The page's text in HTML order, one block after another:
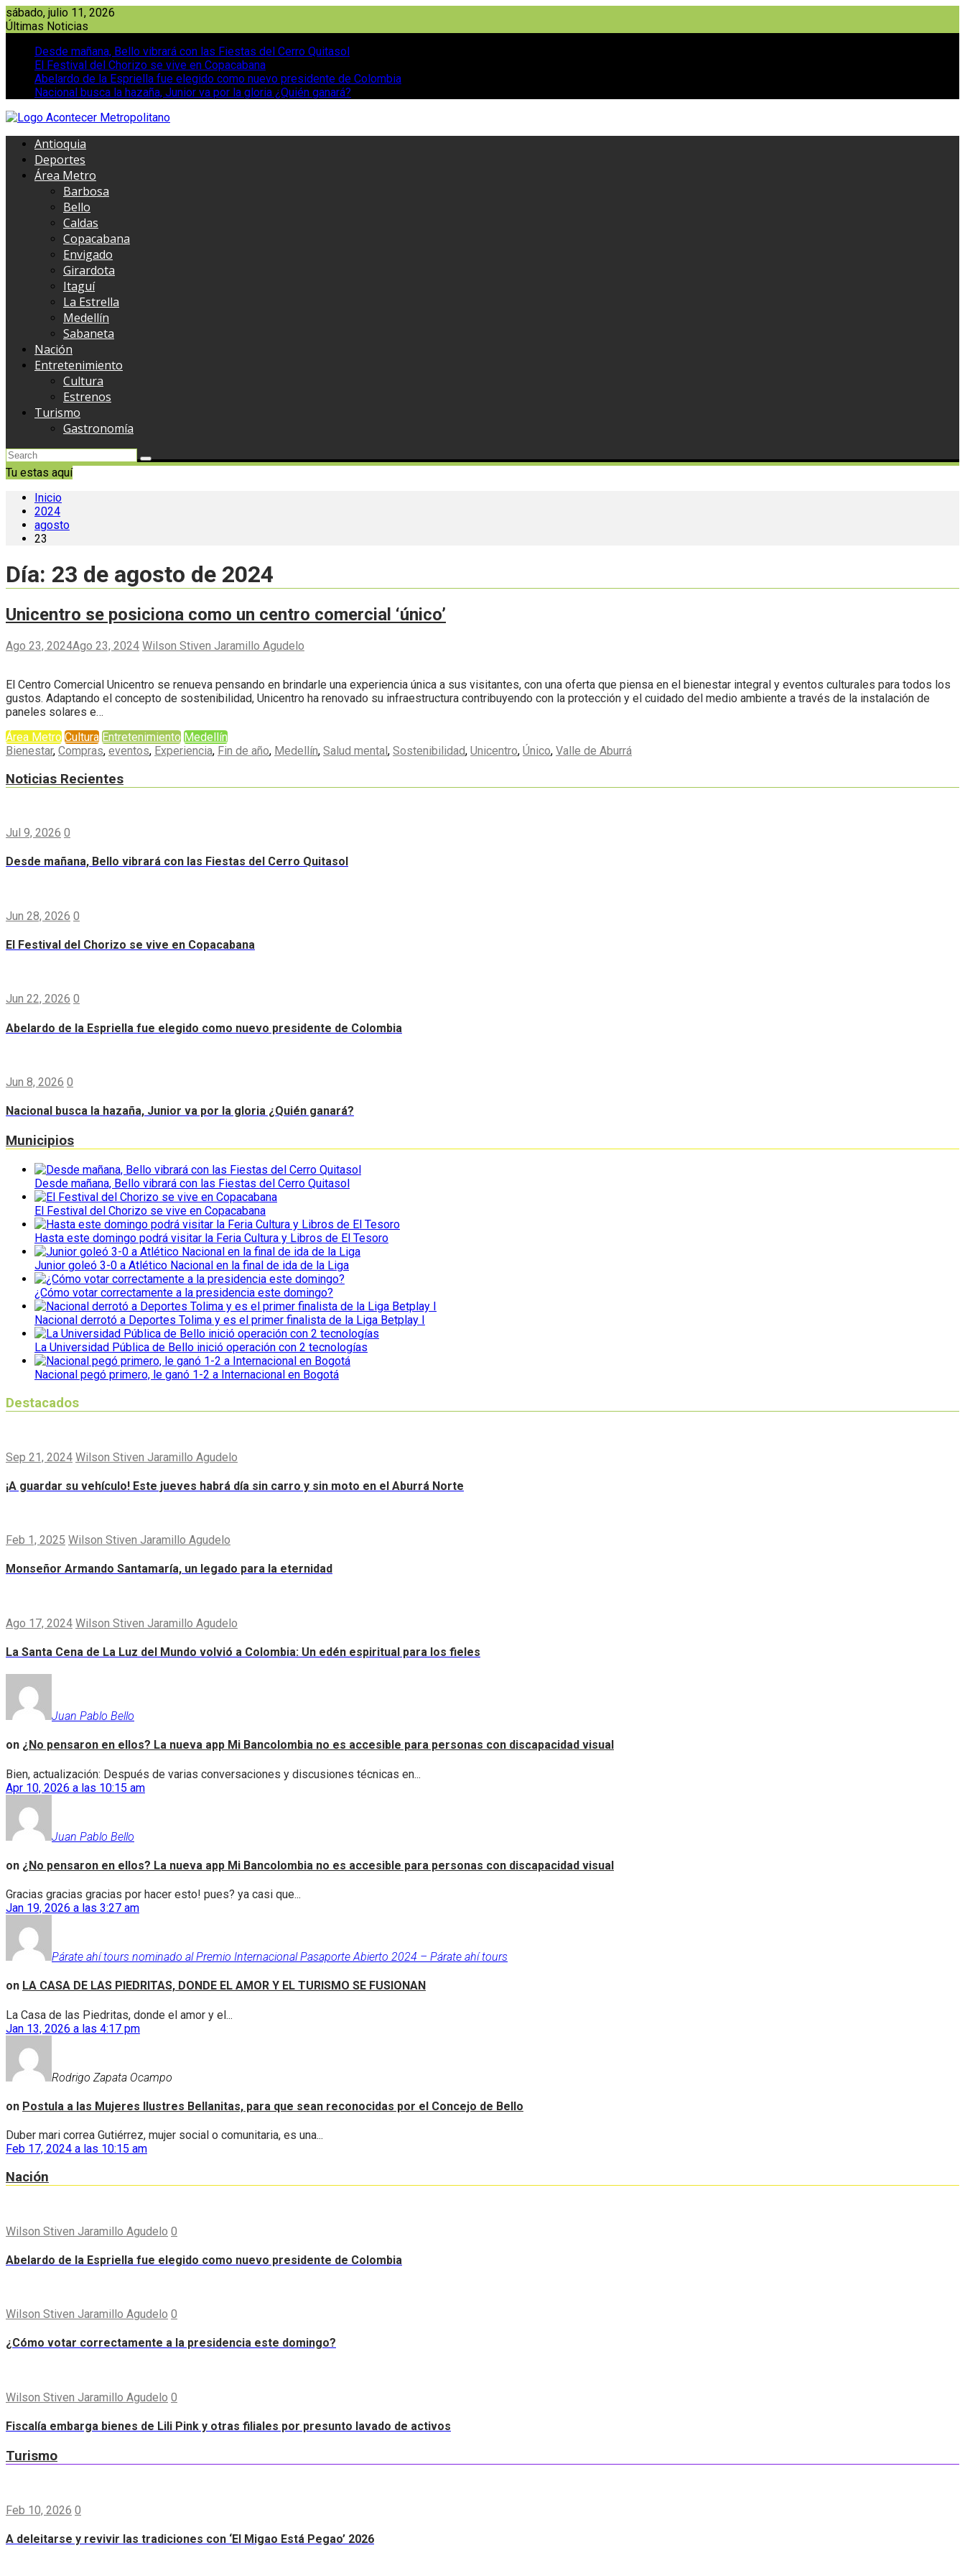
Saltar
al
sábado, julio 11, 2026
Últimas Noticias
Desde mañana, Bello vibrará con las Fiestas del Cerro Quitasol
El Festival del Chorizo se vive en Copacabana
Abelardo de la Espriella fue elegido como nuevo presidente de Colombia
Nacional busca la hazaña, Junior va por la gloria ¿Quién ganará?
Antioquia
Deportes
Área Metro
Barbosa
Bello
Caldas
Copacabana
Envigado
Girardota
Itaguí
La Estrella
Medellín
Sabaneta
Nación
Entretenimiento
Cultura
Estrenos
Turismo
Gastronomía
Tu estas aquí
Inicio
2024
agosto
23
Día: 23 de agosto de 2024
Unicentro se posiciona como un centro comercial ‘único’
Ago 23, 2024Ago 23, 2024 Wilson Stiven Jaramillo Agudelo
El Centro Comercial Unicentro se renueva pensando en brindarle una experiencia única a sus visitantes, con una oferta que piensa en el bienestar integral y eventos culturales para todos los
gustos. Adaptando el concepto de sostenibilidad, Unicentro ha renovado su infraestructura contribuyendo con la protección y el cuidado del medio ambiente a través de la instalación de
paneles solares e…
Área Metro Cultura Entretenimiento Medellín
Bienestar, Compras, eventos, Experiencia, Fin de año, Medellín, Salud mental, Sostenibilidad, Unicentro, Único, Valle de Aburrá
Noticias Recientes
Jul 9, 2026 0
Desde mañana, Bello vibrará con las Fiestas del Cerro Quitasol
Jun 28, 2026 0
El Festival del Chorizo se vive en Copacabana
Jun 22, 2026 0
Abelardo de la Espriella fue elegido como nuevo presidente de Colombia
Jun 8, 2026 0
Nacional busca la hazaña, Junior va por la gloria ¿Quién ganará?
Municipios
Desde mañana, Bello vibrará con las Fiestas del Cerro Quitasol
El Festival del Chorizo se vive en Copacabana
Hasta este domingo podrá visitar la Feria Cultura y Libros de El Tesoro
Junior goleó 3-0 a Atlético Nacional en la final de ida de la Liga
¿Cómo votar correctamente a la presidencia este domingo?
Nacional derrotó a Deportes Tolima y es el primer finalista de la Liga Betplay I
La Universidad Pública de Bello inició operación con 2 tecnologías
Nacional pegó primero, le ganó 1-2 a Internacional en Bogotá
Destacados
Sep 21, 2024 Wilson Stiven Jaramillo Agudelo
¡A guardar su vehículo! Este jueves habrá día sin carro y sin moto en el Aburrá Norte
Feb 1, 2025 Wilson Stiven Jaramillo Agudelo
Monseñor Armando Santamaría, un legado para la eternidad
Ago 17, 2024 Wilson Stiven Jaramillo Agudelo
La Santa Cena de La Luz del Mundo volvió a Colombia: Un edén espiritual para los fieles
Juan Pablo Bello
on ¿No pensaron en ellos? La nueva app Mi Bancolombia no es accesible para personas con discapacidad visual
Bien, actualización: Después de varias conversaciones y discusiones técnicas en...
Apr 10, 2026 a las 10:15 am
Juan Pablo Bello
on ¿No pensaron en ellos? La nueva app Mi Bancolombia no es accesible para personas con discapacidad visual
Gracias gracias gracias por hacer esto! pues? ya casi que...
Jan 19, 2026 a las 3:27 am
Párate ahí tours nominado al Premio Internacional Pasaporte Abierto 2024 – Párate ahí tours
on LA CASA DE LAS PIEDRITAS, DONDE EL AMOR Y EL TURISMO SE FUSIONAN
La Casa de las Piedritas, donde el amor y el...
Jan 13, 2026 a las 4:17 pm
Rodrigo Zapata Ocampo
on Postula a las Mujeres Ilustres Bellanitas, para que sean reconocidas por el Concejo de Bello
Duber mari correa Gutiérrez, mujer social o comunitaria, es una...
Feb 17, 2024 a las 10:15 am
Nación
Wilson Stiven Jaramillo Agudelo 0
Abelardo de la Espriella fue elegido como nuevo presidente de Colombia
Wilson Stiven Jaramillo Agudelo 0
¿Cómo votar correctamente a la presidencia este domingo?
Wilson Stiven Jaramillo Agudelo 0
Fiscalía embarga bienes de Lili Pink y otras filiales por presunto lavado de activos
Turismo
Feb 10, 2026 0
A deleitarse y revivir las tradiciones con ‘El Migao Está Pegao’ 2026